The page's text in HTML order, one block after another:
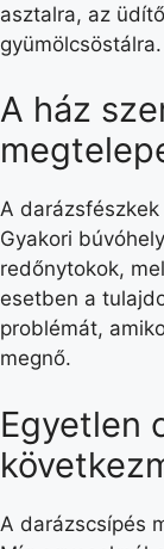
asztalra, az
gyümölcsöstálra.
A ház
A
Gyakori
redőnytokok,
esetben a
problémát,
megnő.
Egyetlen
A darázscsípés